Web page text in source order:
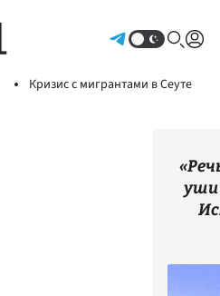
Кризис с мигрантами в Сеуте
уши